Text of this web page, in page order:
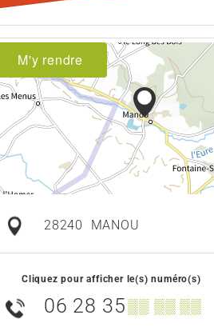
M'y rendre
28240 MANOU
Cliquez pour afficher le(s) numéro(s)
06 28 35 ▒▒ ▒▒ ▒▒